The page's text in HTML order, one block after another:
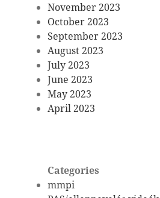
November 2023
October 2023
September 2023
August 2023
July 2023
June 2023
May 2023
April 2023
Categories
mmpi